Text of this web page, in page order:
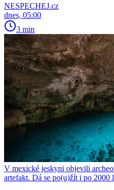
NESPECHEJ.cz
dnes, 05:00
3 min
V mexické jeskyni objevili
artefakt. Dá se po(u)žít i po 2000